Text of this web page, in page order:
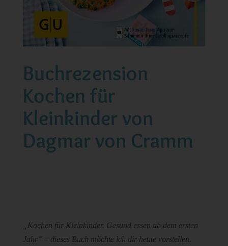
Buchrezension
Kochen für
Kleinkinder von
Dagmar von Cramm
„Kochen für Kleinkinder. Gesund essen ab dem ersten
Jahr“ – dieses Buch möchte ich dir heute vorstellen.